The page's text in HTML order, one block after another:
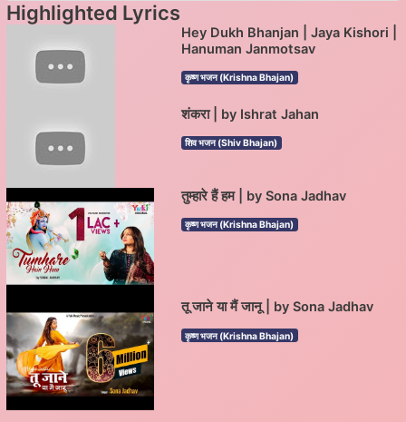
Highlighted Lyrics
Hey Dukh Bhanjan | Jaya Kishori |
Hanuman Janmotsav
कृष्ण भजन (Krishna Bhajan)
शंकरा | by Ishrat Jahan
शिव भजन (Shiv Bhajan)
तुम्हारे हैं हम | by Sona Jadhav
कृष्ण भजन (Krishna Bhajan)
तू जाने या मैं जानू | by Sona Jadhav
कृष्ण भजन (Krishna Bhajan)